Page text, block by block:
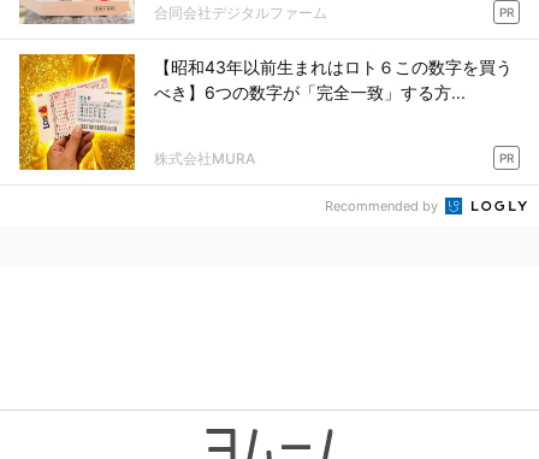
合同会社デジタルファーム PR
【昭和43年以前生まれはロト６この数字を買う
べき】6つの数字が「完全一致」する方...
株式会社MURA PR
Recommended by